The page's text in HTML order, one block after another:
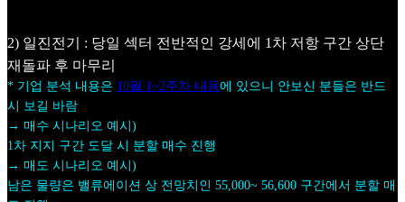
2) 일진전기 : 당일 섹터 전반적인 강세에 1차 저항 구간 상단
재돌파 후 마무리
* 기업 분석 내용은 10월 1~2주차 내용에 있으니 안보신 분들은 반드
시 보길 바람
→ 매수 시나리오 예시)
1차 지지 구간 도달 시 분할 매수 진행
→ 매도 시나리오 예시)
남은 물량은 밸류에이션 상 전망치인 55,000~ 56,600 구간에서 분할 매